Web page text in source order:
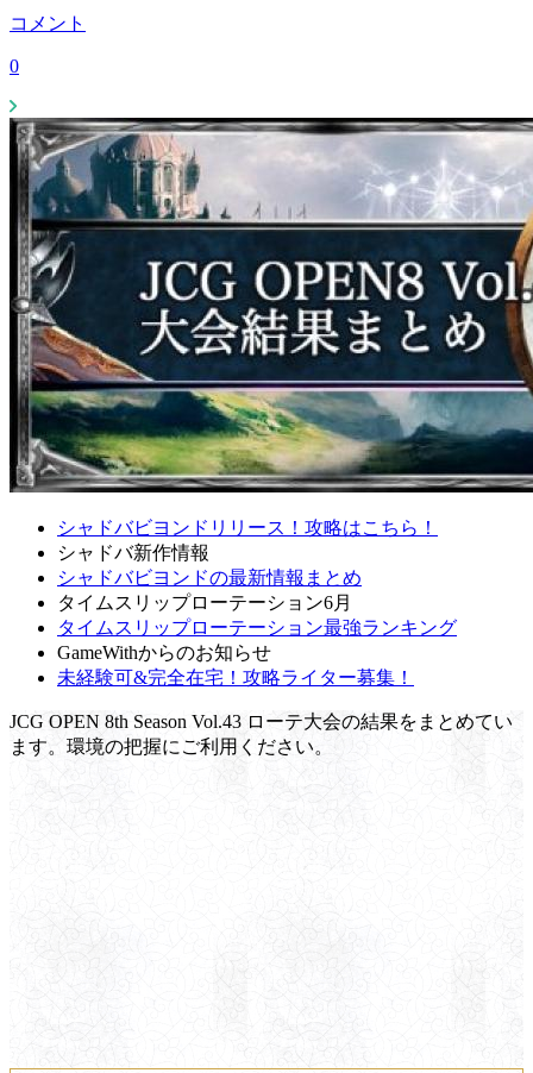
コメント
0
シャドバビヨンドリリース！攻略はこちら！
シャドバ新作情報
シャドバビヨンドの最新情報まとめ
タイムスリップローテーション6月
タイムスリップローテーション最強ランキング
GameWithからのお知らせ
未経験可&完全在宅！攻略ライター募集！
JCG OPEN 8th Season Vol.43 ローテ大会の結果をまとめてい
ます。環境の把握にご利用ください。